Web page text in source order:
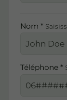
Nom *
Téléphone *